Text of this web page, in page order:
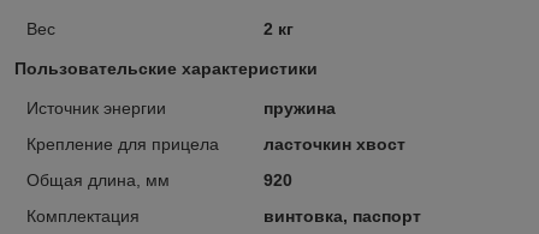
Вес 2 кг
Пользовательские характеристики
Источник энергии
пружина
Крепление для прицела
ласточкин хвост
Общая длина, мм
920
Комплектация
винтовка, паспорт